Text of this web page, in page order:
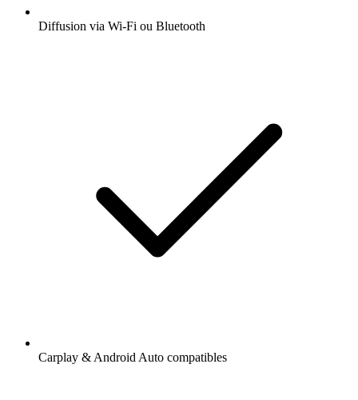
Diffusion via Wi-Fi ou Bluetooth
Carplay & Android Auto compatibles